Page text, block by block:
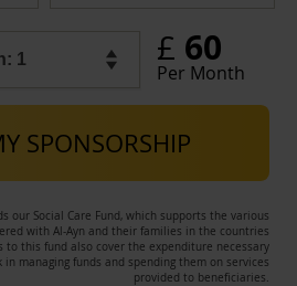
£ 60
Per Month
SPONSORSHIP
our Social Care Fund, which supports the various
with Al-Ayn and their families in the countries
to this fund also cover the expenditure necessary
managing funds and spending them on services
provided to beneficiaries.